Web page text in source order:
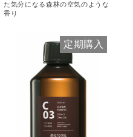
た気分になる森林の空気のような
香り
定期購入